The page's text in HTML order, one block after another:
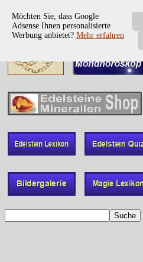
Möchten Sie, dass Google
Adsense Ihnen personalisierte
Werbung anbietet? Mehr erfahren